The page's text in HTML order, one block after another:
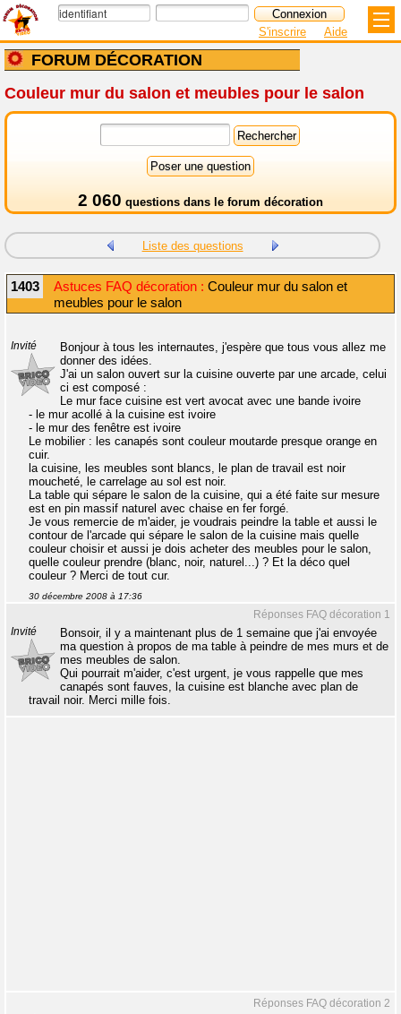
FORUM DÉCORATION
S'inscrire Aide
Couleur mur du salon et meubles pour le salon
2 060 questions dans le forum décoration
Liste des questions
1403 Astuces FAQ décoration : Couleur mur du salon et
meubles pour le salon
Invité
Bonjour à tous les internautes, j'espère que tous vous allez me
donner des idées.
J'ai un salon ouvert sur la cuisine ouverte par une arcade, celui
ci est composé :
Le mur face cuisine est vert avocat avec une bande ivoire
- le mur acollé à la cuisine est ivoire
- le mur des fenêtre est ivoire
Le mobilier : les canapés sont couleur moutarde presque orange en
cuir.
la cuisine, les meubles sont blancs, le plan de travail est noir
moucheté, le carrelage au sol est noir.
La table qui sépare le salon de la cuisine, qui a été faite sur mesure
est en pin massif naturel avec chaise en fer forgé.
Je vous remercie de m'aider, je voudrais peindre la table et aussi le
contour de l'arcade qui sépare le salon de la cuisine mais quelle
couleur choisir et aussi je dois acheter des meubles pour le salon,
quelle couleur prendre (blanc, noir, naturel...) ? Et la déco quel
couleur ? Merci de tout cur.
30 décembre 2008 à 17:36
Réponses FAQ décoration 1
Invité
Bonsoir, il y a maintenant plus de 1 semaine que j'ai envoyée
ma question à propos de ma table à peindre de mes murs et de
mes meubles de salon.
Qui pourrait m'aider, c'est urgent, je vous rappelle que mes
canapés sont fauves, la cuisine est blanche avec plan de
travail noir. Merci mille fois.
Réponses FAQ décoration 2